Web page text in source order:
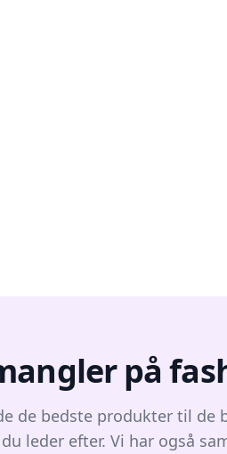
på
de bedste produkter til de
leder efter. Vi har også